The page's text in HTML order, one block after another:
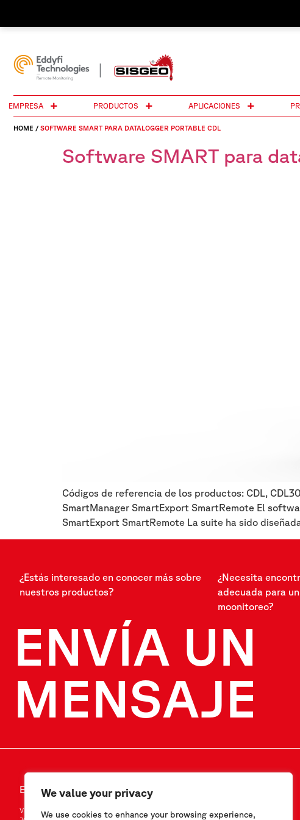
We value your privacy
We use cookies to enhance your browsing experience,
EMPRESA PRODUCTOS APLICACIONES
HOME / SOFTWARE SMART PARA DATALOGGER PORTABLE CDL
Software SMART para
Códigos de referencia de los productos: CDL,
SmartManager SmartExport SmartRemote El
SmartExport SmartRemote La suite ha sido
¿Estás interesado en conocer más sobre
nuestros productos?
¿Necesita
adecuada para
moonitoreo?
ENVÍA UN
MENSAJE
ENVÍA UN MENSAJE
Via F.Serpero 4/F1